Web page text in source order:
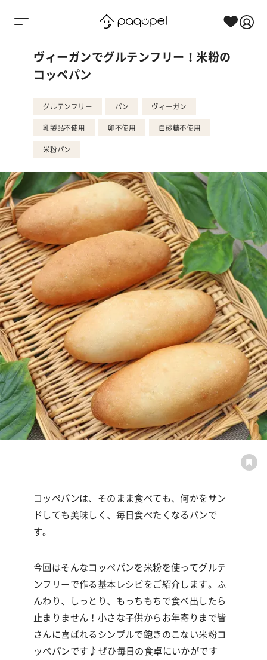
ヴィーガンでグルテンフリー！米粉の
コッペパン
グルテンフリー パン ヴィーガン
乳製品不使用 卵不使用 白砂糖不使用
米粉パン
コッペパンは、そのまま食べても、何かをサン
ドしても美味しく、毎日食べたくなるパンで
す。
今回はそんなコッペパンを米粉を使ってグルテ
ンフリーで作る基本レシピをご紹介します。ふ
んわり、しっとり、もっちもちで食べ出したら
止まりません！小さな子供からお年寄りまで皆
さんに喜ばれるシンプルで飽きのこない米粉コ
ッペパンです ♪ ぜひ毎日の食卓にいかがです